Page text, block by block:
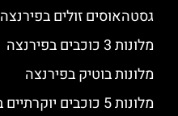
גסטהאוסים זולים בפירנצה
מלונות 3 כוכבים בפירנצה
מלונות בוטיק בפירנצה
מלונות 5 כוכבים יוקרתיים בפירנצה